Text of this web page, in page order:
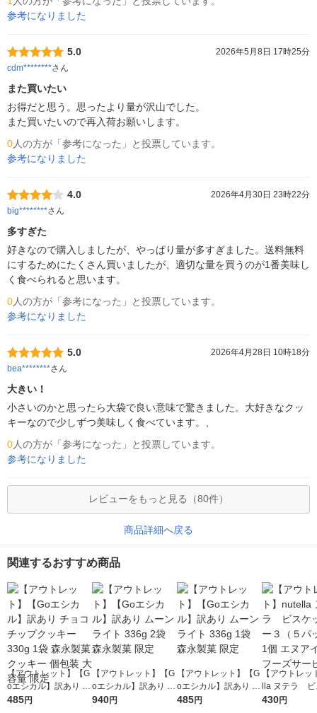
参考になりました
5.0
2026年5月8日 17時25分
cdm********さん
また買いたい
お得だと思う。思ったより量が沢山でした。
また買いたいので再入荷お願いします。
0人の方が「参考になった」と投票しています。
参考になりました
4.0
2026年4月30日 23時22分
big********さん
多すぎた
好きなので購入しましたが、やっぱり量が多すぎました。送料無料
にするためにたくさん買いましたが、適切な量を買うのが1番美味し
く食べられると思います。
0人の方が「参考になった」と投票しています。
参考になりました
5.0
2026年4月28日 10時18分
bea********さん
大きい！
小さいのかと思ったら大袋で良い意味で驚きました。大好きなクッ
キーなので少しずつ美味しく食べています。、
0人の方が「参考になった」と投票しています。
参考になりました
レビューをもっと見る（80件）
商品詳細へ戻る
関連するおすすめ商品
【アウトレット】【G
oエシカル】訳あり チ
ョコチップクッキー 3
485円
【アウトレット】【G
oエシカル】訳あり ム
ーンライト 336g 2袋
940円
【アウトレット】【G
oエシカル】訳あり ム
ーンライト 336g 1袋
485円
【アウトレ
lla ヌテラ ビ
トＴー３（５
430円